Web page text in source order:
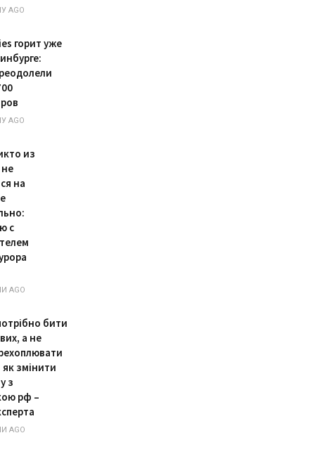
AGO
горит уже
AGO
из
на
с
AGO
бити
а не
змінити
з
рф –
AGO